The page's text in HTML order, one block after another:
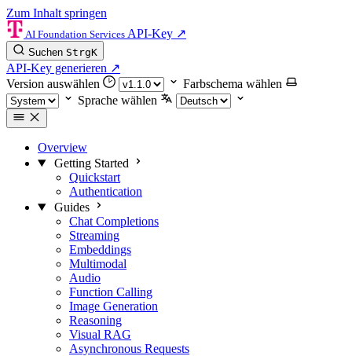
Zum Inhalt springen
AI Foundation Services API-Key ↗
Suchen StrgK
API-Key generieren ↗
Version auswählen
Farbschema wählen
Sprache wählen
Overview
Getting Started
Quickstart
Authentication
Guides
Chat Completions
Streaming
Embeddings
Multimodal
Audio
Function Calling
Image Generation
Reasoning
Visual RAG
Asynchronous Requests